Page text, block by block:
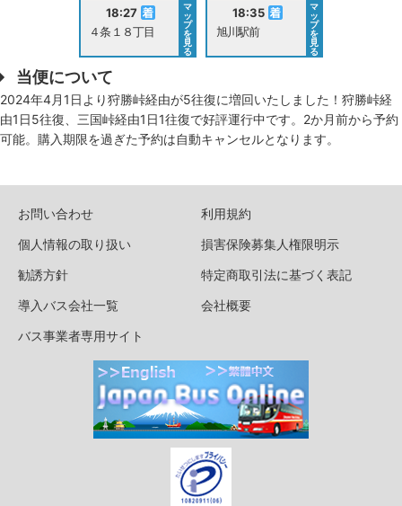
18:27
４条１８丁目
マ
ッ
プ
を
見
る
18:35
旭川駅前
マ
ッ
プ
を
見
る
当便について
2024年4月1日より狩勝峠経由が5往復に増回いたしました！狩勝峠経
由1日5往復、三国峠経由1日1往復で好評運行中です。2か月前から予約
可能。購入期限を過ぎた予約は自動キャンセルとなります。
お問い合わせ
利用規約
個人情報の取り扱い
損害保険募集人権限明示
勧誘方針
特定商取引法に基づく表記
導入バス会社一覧
会社概要
バス事業者専用サイト